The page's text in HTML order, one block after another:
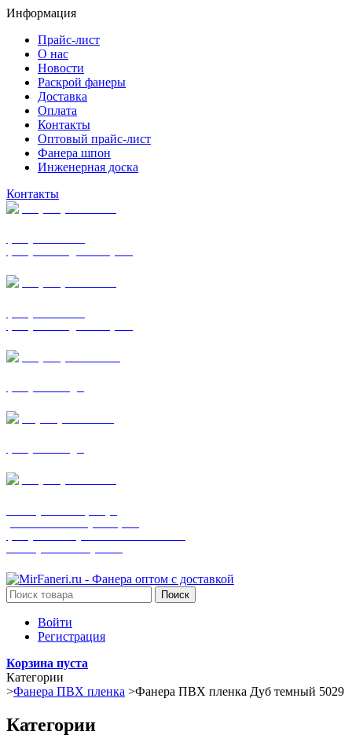
Информация
Прайс-лист
О нас
Новости
Раскрой фанеры
Доставка
Оплата
Контакты
Оптовый прайс-лист
Фанера шпон
Инженерная доска
Контакты
Поиск
Войти
Регистрация
Корзина пуста
Категории
>Фанера ПВХ пленка >Фанера ПВХ пленка Дуб темный 5029
Категории